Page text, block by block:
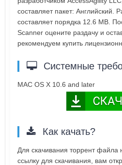
составляет пакет: Английский.
составляет порядка 12.6 MB.
Scanner оцените раздачу и
рекомендуем купить
Системные
MAC OS X 10.6 and later
Как качать?
Для скачивания торрент файла
ссылку для скачивания, вам